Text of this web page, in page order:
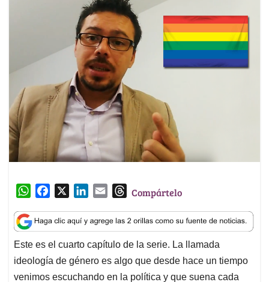
W
a
t
s
A
p
c
e
b
o
o
n
k
e
d
I
a
i
l
T
r
e
a
d
s
Compártelo
Este es el cuarto capítulo de la serie. La llamada
ideología de género es algo que desde hace un tiempo
venimos escuchando en la política y que suena cada